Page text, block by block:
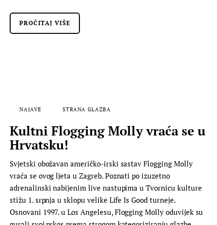
PROČITAJ VIŠE
NAJAVE STRANA GLAZBA
Kultni Flogging Molly vraća se u
Hrvatsku!
Svjetski obožavan američko-irski sastav Flogging Molly
vraća se ovog ljeta u Zagreb. Poznati po izuzetno
adrenalinski nabijenim live nastupima u Tvornicu kulture
stižu 1. srpnja u sklopu velike Life Is Good turneje.
Osnovani 1997. u Los Angelesu, Flogging Molly oduvijek su